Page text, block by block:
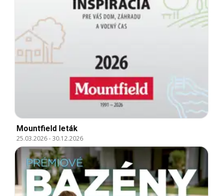
Mountfield leták
25.03.2026-30.12.2026